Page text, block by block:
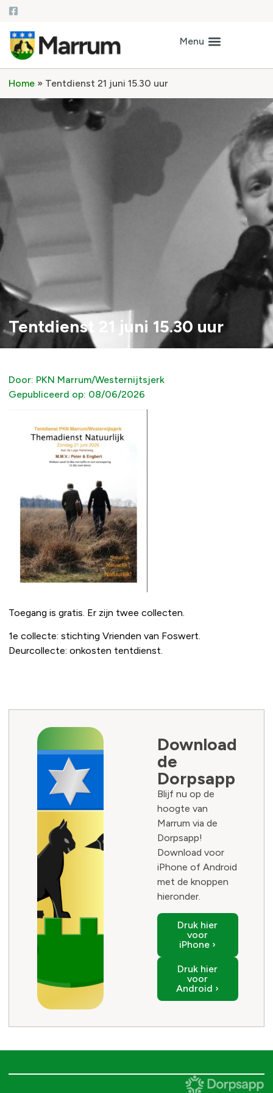
Home » Tentdienst 21 juni 15.30 uur
Tentdienst 21 juni 15.30 uur
Door: PKN Marrum/Westernijtsjerk
Gepubliceerd op: 08/06/2026
Toegang is gratis. Er zijn twee collecten.
1e collecte: stichting Vrienden van Foswert.
Deurcollecte: onkosten tentdienst.
Download
de
Dorpsapp
Blijf nu op de
hoogte van
Marrum via de
Dorpsapp!
Download voor
iPhone of Android
met de knoppen
hieronder.
Druk hier
voor
iPhone ›
Druk hier
voor
Android ›